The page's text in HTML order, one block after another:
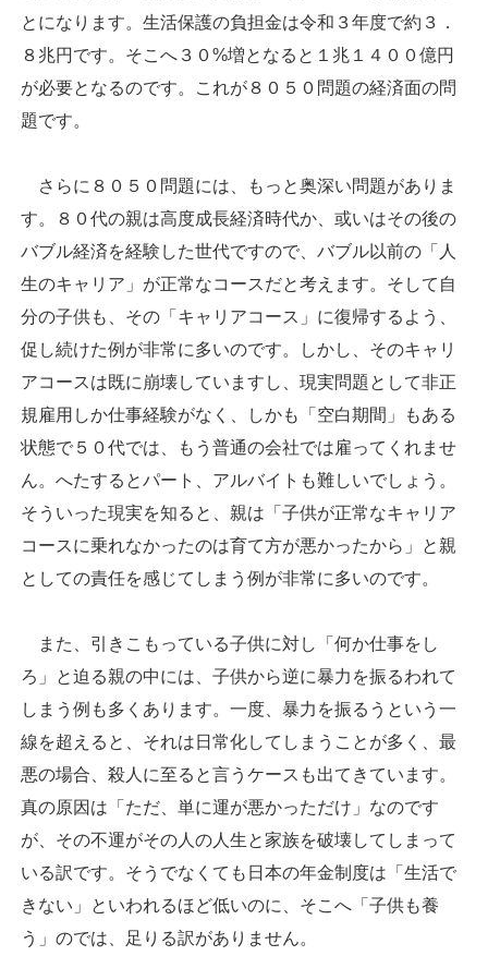
とになります。生活保護の負担金は令和３年度で約３．
８兆円です。そこへ３０%増となると１兆１４００億円
が必要となるのです。これが８０５０問題の経済面の問
題です。
さらに８０５０問題には、もっと奥深い問題がありま
す。８０代の親は高度成長経済時代か、或いはその後の
バブル経済を経験した世代ですので、バブル以前の「人
生のキャリア」が正常なコースだと考えます。そして自
分の子供も、その「キャリアコース」に復帰するよう、
促し続けた例が非常に多いのです。しかし、そのキャリ
アコースは既に崩壊していますし、現実問題として非正
規雇用しか仕事経験がなく、しかも「空白期間」もある
状態で５０代では、もう普通の会社では雇ってくれませ
ん。へたするとパート、アルバイトも難しいでしょう。
そういった現実を知ると、親は「子供が正常なキャリア
コースに乗れなかったのは育て方が悪かったから」と親
としての責任を感じてしまう例が非常に多いのです。
また、引きこもっている子供に対し「何か仕事をし
ろ」と迫る親の中には、子供から逆に暴力を振るわれて
しまう例も多くあります。一度、暴力を振るうという一
線を超えると、それは日常化してしまうことが多く、最
悪の場合、殺人に至ると言うケースも出てきています。
真の原因は「ただ、単に運が悪かっただけ」なのです
が、その不運がその人の人生と家族を破壊してしまって
いる訳です。そうでなくても日本の年金制度は「生活で
きない」といわれるほど低いのに、そこへ「子供も養
う」のでは、足りる訳がありません。